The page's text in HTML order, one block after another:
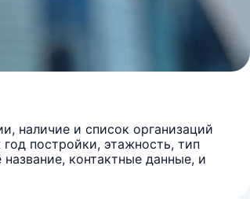
наличие и список организаций
постройки, этажность, тип
контактные данные, и